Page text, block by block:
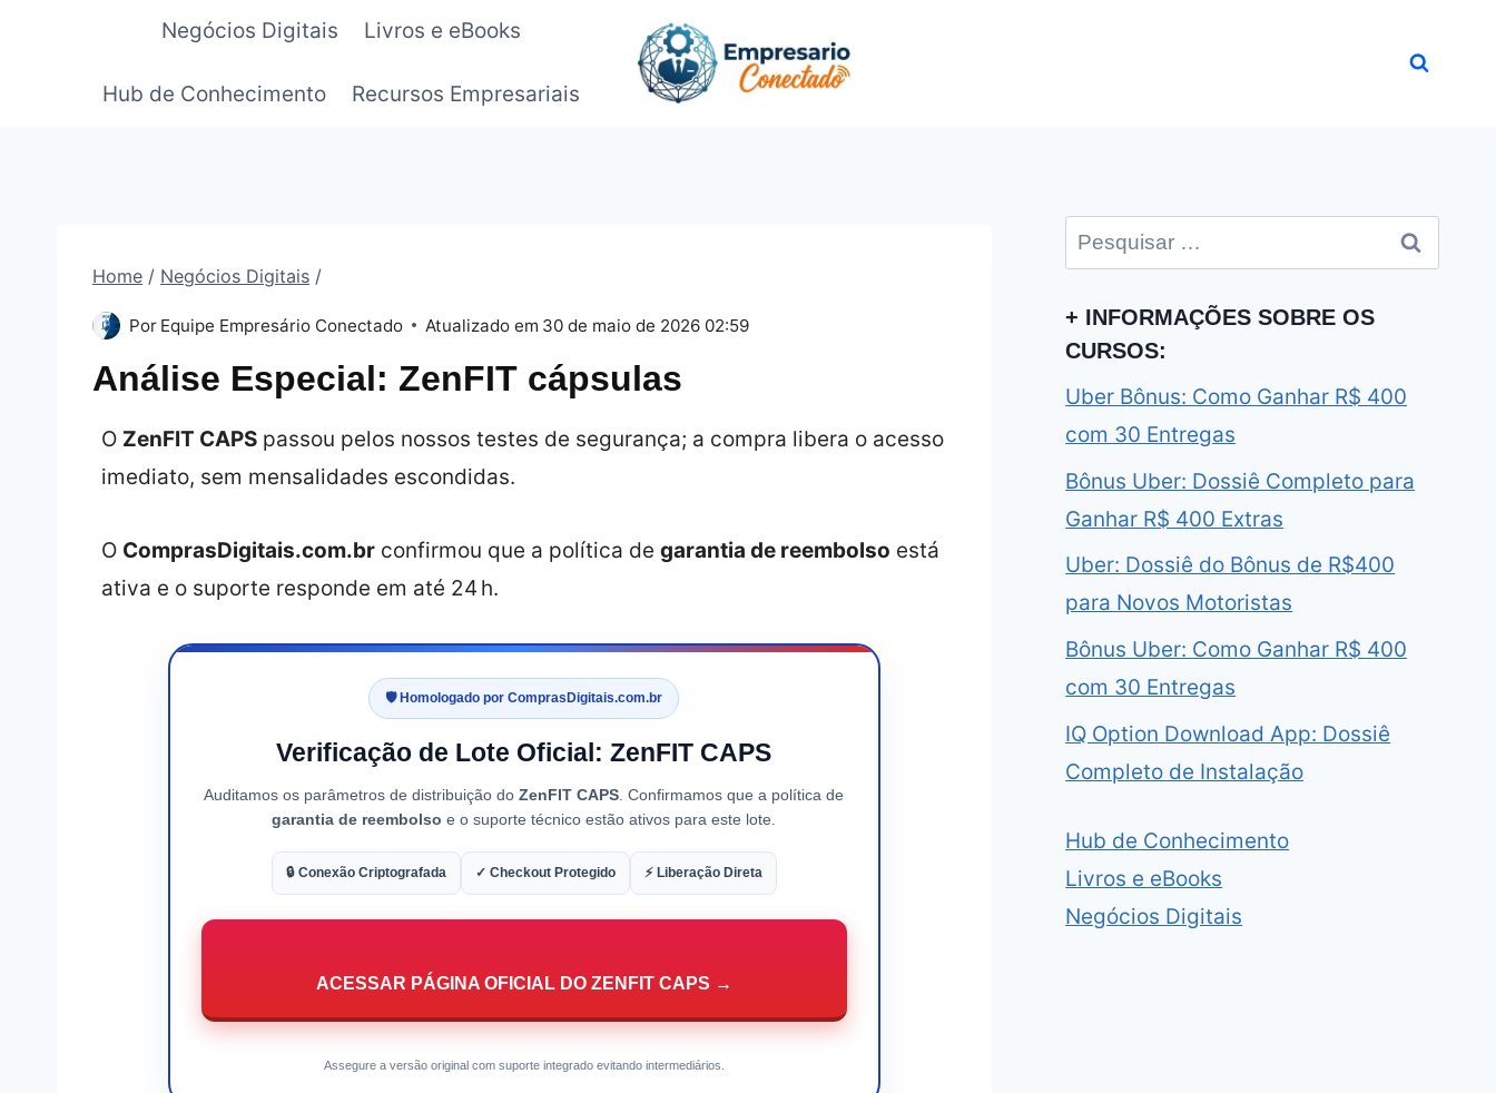
Negócios Digitais Livros e eBooks
Hub de Conhecimento Recursos Empresariais
Home / Negócios Digitais /
Por Equipe Empresário Conectado Atualizado em 30 de maio de 2026 02:59
Análise Especial: ZenFIT cápsulas
O ZenFIT CAPSpassou pelos nossos testes de segurança; a compra libera o acesso
imediato, sem mensalidades escondidas.
O ComprasDigitais.com.brconfirmou que a política de garantia de reembolso está
ativa e o suporte responde em até 24 h.
🛡️ Homologado por ComprasDigitais.com.br
Verificação de Lote Oficial: ZenFIT CAPS
Auditamos os parâmetros de distribuição doZenFIT CAPS . Confirmamos que a política de
garantia de reembolso e o suporte técnico estão ativos para este lote.
🔒 Conexão Criptografada ✓ Checkout Protegido ⚡ Liberação Direta
ACESSAR PÁGINA OFICIAL DO ZENFIT CAPS →
Assegure a versão original com suporte integrado evitando intermediários.
Pesquisar
por:
+ INFORMAÇÕES SOBRE OS
CURSOS:
Uber Bônus: Como Ganhar R$ 400
com 30 Entregas
Bônus Uber: Dossiê Completo para
Ganhar R$ 400 Extras
Uber: Dossiê do Bônus de R$400
para Novos Motoristas
Bônus Uber: Como Ganhar R$ 400
com 30 Entregas
IQ Option Download App: Dossiê
Completo de Instalação
Hub de Conhecimento
Livros e eBooks
Negócios Digitais